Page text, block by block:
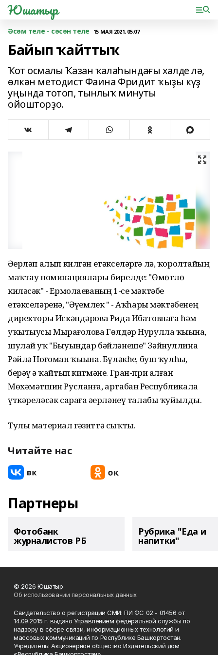
Юшатыр
Әсәм теле - сәсән теле 15 МАЯ 2021, 05:07
Байып ҡайттыҡ
Ҡот осмалы Ҡазан ҡалаһындағы халде лə,
өлкəн методист Фаина Фридит ҡыҙы күҙ
уңында тотоп, тынлыҡ минуты
ойошторҙо.
Əҙерлəп алып килгəн етəкселəргə лə, ҡоролтайҙың
маҡтау номинациялары бирелде: "Өмөтлө
килəсəк" - Ермолаеваның 1-се мəктəбе
етəкселəренə, "Əүҙемлек " - Аҡһары мəктəбенең
директоры Искəндəрова Рида Ибатовнаға һəм
уҡытыусы Мырҙағолова Гөлдəр Нурулла ҡыҙына,
шулай уҡ "Быуындар бəйлəнеше" Зəйнуллина
Рəйлə Ноғоман ҡыҙына. Бүлəкһеҙ, буш ҡулһыҙ,
берəү ҙə ҡайтып китмəне. Гран-при алған
Мөхəмəтшин Русланға, артабан Республикала
үткəрелəсəк сараға əҙерлəнеү талабы ҡуйылды.
Тулы материал гәзиттә сыҡты.
Читайте нас
Партнеры
Фотобанк
журналистов РБ
Рубрика "Еда и
напитки"
© 2026 Юшатыр
Об использовании персональных данных
Свидетельство о регистрации СМИ: ПИ ФС 02 - 01456 от
14.09.2015 г. выдано Управлением федеральной службы по
надзору в сфере связи, информационных технологий и
массовых коммуникаций по Республике Башкортостан.
Учредитель: Акционерное общество Издательский дом